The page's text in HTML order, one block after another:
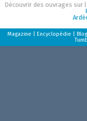
Découvrir des ouvrages sur
Magazine |Encyclopédie |Blog